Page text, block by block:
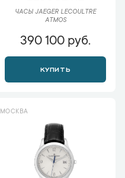
ЧАСЫ JAEGER LECOULTRE
ATMOS
390 100 руб.
КУПИТЬ
МОСКВА